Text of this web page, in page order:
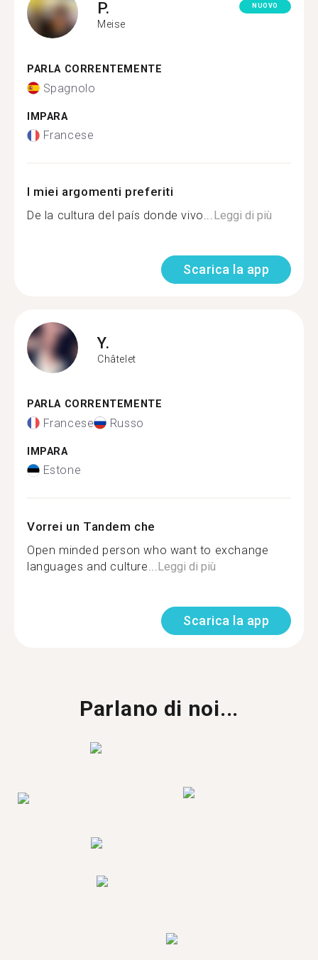
P.
Meise
NUOVO
PARLA CORRENTEMENTE
Spagnolo
IMPARA
Francese
I miei argomenti preferiti
De la cultura del país donde vivo...Leggi di più
Scarica la app
Y.
Châtelet
PARLA CORRENTEMENTE
Francese Russo
IMPARA
Estone
Vorrei un Tandem che
Open minded person who want to exchange
languages and culture...Leggi di più
Scarica la app
Parlano di noi...